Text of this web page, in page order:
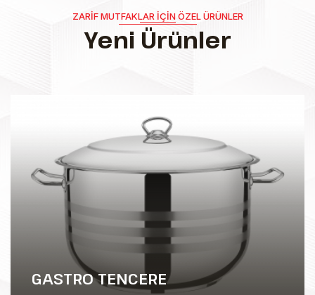
ZARIF MUTFAKLAR İÇIN ÖZEL ÜRÜNLER
Yeni Ürünler
GASTRO TENCERE